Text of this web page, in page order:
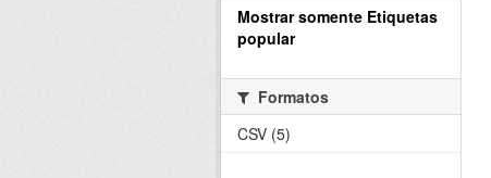
Mostrar somente Etiquetas
popular
Formatos
CSV (5)